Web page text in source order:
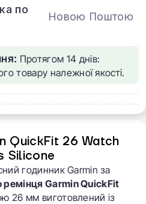
по
Новою Поштою
Протягом 14 днів:
товару належної якості.
QuickFit 26 Watch
Silicone
годинник Garmin за
ремінця Garmin QuickFit
26 мм виготовлений із